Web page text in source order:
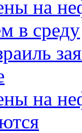
на
в среду
на